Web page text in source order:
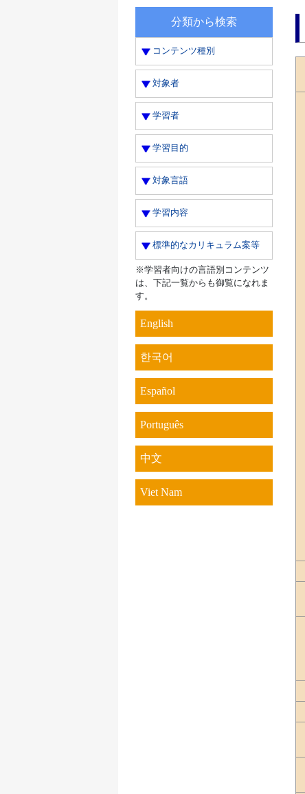
分類から検索
コンテンツ種別
対象者
学習者
学習目的
対象言語
学習内容
標準的なカリキュラム案等
※学習者向けの言語別コンテンツ
は、下記一覧からも御覧になれま
す。
English
한국어
Español
Português
中文
Viet Nam